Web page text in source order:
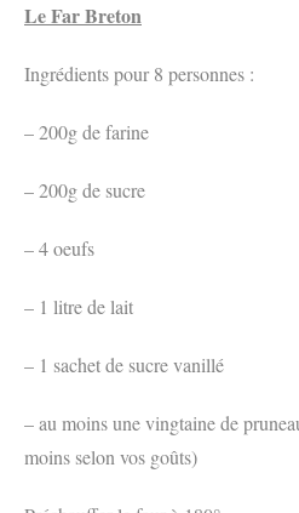
Le Far Breton
Ingrédients pour 8 personnes :
– 200g de farine
– 200g de sucre
– 4 oeufs
– 1 litre de lait
– 1 sachet de sucre vanillé
– au moins une vingtaine de
moins selon vos goûts)